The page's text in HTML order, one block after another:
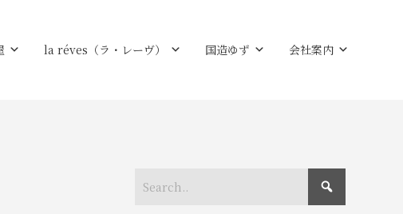
la réves（ラ・レーヴ） 国造ゆず 会社案内